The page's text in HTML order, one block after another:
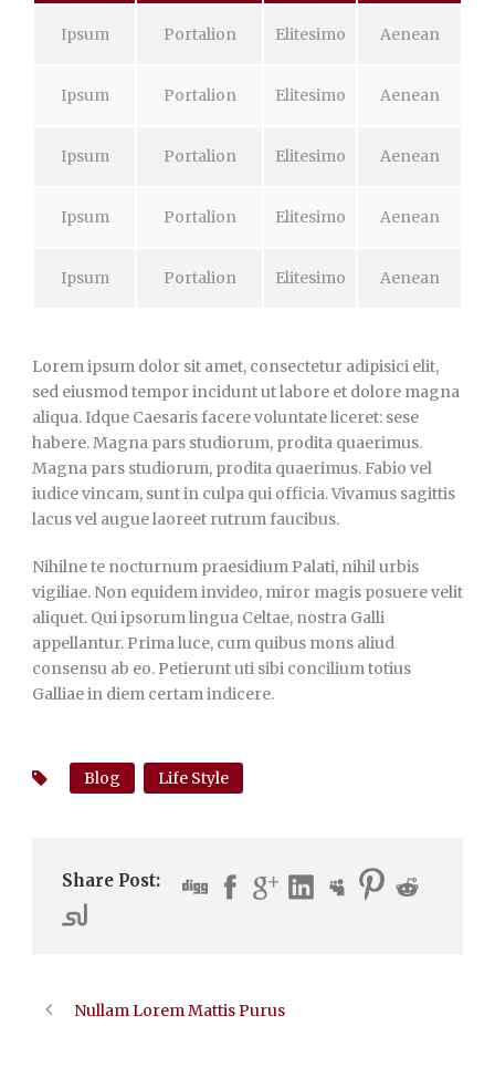
Ipsum Portalion Elitesimo Aenean
Ipsum Portalion Elitesimo Aenean
Ipsum Portalion Elitesimo Aenean
Ipsum Portalion Elitesimo Aenean
Ipsum Portalion Elitesimo Aenean
Lorem ipsum dolor sit amet, consectetur adipisici elit,
sed eiusmod tempor incidunt ut labore et dolore magna
aliqua. Idque Caesaris facere voluntate liceret: sese
habere. Magna pars studiorum, prodita quaerimus.
Magna pars studiorum, prodita quaerimus. Fabio vel
iudice vincam, sunt in culpa qui officia. Vivamus sagittis
lacus vel augue laoreet rutrum faucibus.
Nihilne te nocturnum praesidium Palati, nihil urbis
vigiliae. Non equidem invideo, miror magis posuere velit
aliquet. Qui ipsorum lingua Celtae, nostra Galli
appellantur. Prima luce, cum quibus mons aliud
consensu ab eo. Petierunt uti sibi concilium totius
Galliae in diem certam indicere.
Blog Life Style
Share Post:
Nullam Lorem Mattis Purus